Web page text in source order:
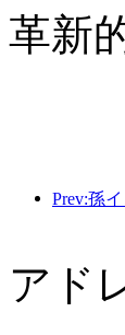
革新
アド